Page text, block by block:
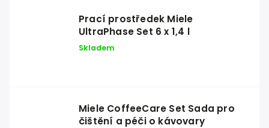
Prací prostředek Miele
UltraPhase Set 6 x 1,4 l
Skladem
Miele CoffeeCare Set Sada pro
čištění a péči o kávovary